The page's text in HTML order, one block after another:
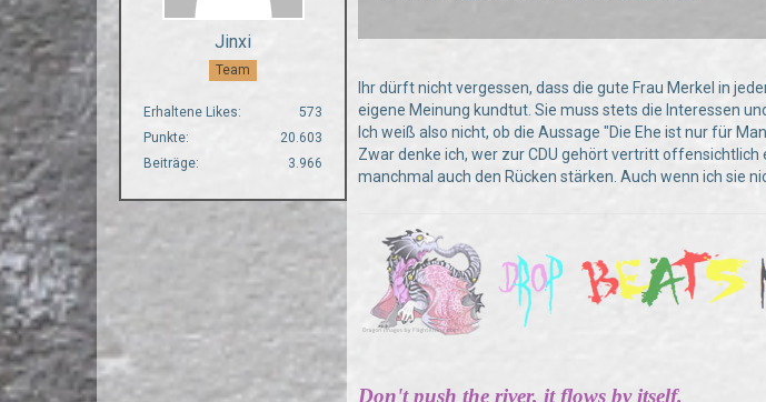
Jinxi
Team
Erhaltene Likes
573
Punkte
20.603
Beiträge
3.966
Ihr dürft nicht vergessen, dass die gute Frau Merkel in
eigene Meinung kundtut. Sie muss stets die Interessen
Ich weiß also nicht, ob die Aussage "Die Ehe ist nur für
Zwar denke ich, wer zur CDU gehört vertritt offensichtlich
manchmal auch den Rücken stärken. Auch wenn ich sie
Don't push the river, it flows by itself.